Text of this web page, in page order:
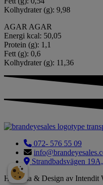
Kolhydrater (g): 9,98
AGAR AGAR
Energi kcal: 50,05
Protein (g): 1,1
Fett (g): 0,6
Kolhydrater (g): 11,36
072- 576 55 09
Strandbadsvägen
Hemsida & Design av Intendit